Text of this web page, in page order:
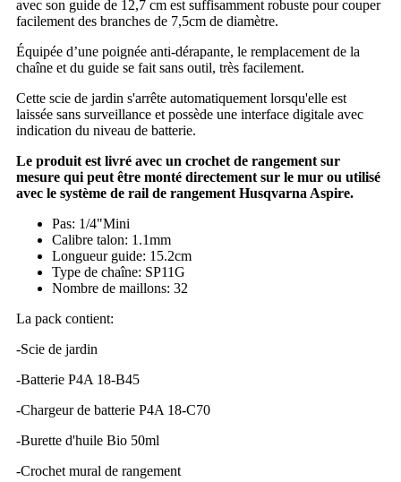
avec son guide de 12,7 cm est suffisamment robuste pour couper
facilement des branches de 7,5cm de diamètre.
Équipée d’une poignée anti-dérapante, le remplacement de la
chaîne et du guide se fait sans outil, très facilement.
Cette scie de jardin s'arrête automatiquement lorsqu'elle est
laissée sans surveillance et possède une interface digitale avec
indication du niveau de batterie.
Le produit est livré avec un crochet de rangement sur
mesure qui peut être monté directement sur le mur ou utilisé
avec le système de rail de rangement Husqvarna Aspire.
Pas: 1/4"Mini
Calibre talon: 1.1mm
Longueur guide: 15.2cm
Type de chaîne: SP11G
Nombre de maillons: 32
La pack contient:
-Scie de jardin
-Batterie P4A 18-B45
-Chargeur de batterie P4A 18-C70
-Burette d'huile Bio 50ml
-Crochet mural de rangement